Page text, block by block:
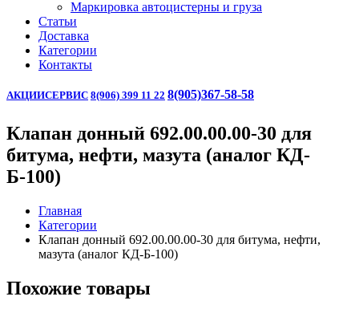
Маркировка автоцистерны и груза
Статьи
Доставка
Категории
Контакты
АКЦИИСЕРВИС 8(906) 399 11 22 8(905)367-58-58
Клапан донный 692.00.00.00-30 для
битума, нефти, мазута (аналог КД-
Б-100)
Главная
Категории
Клапан донный 692.00.00.00-30 для битума, нефти,
мазута (аналог КД-Б-100)
Похожие товары